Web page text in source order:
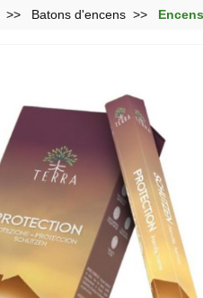
Batons d'encens